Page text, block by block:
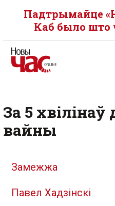
Падтрымайце
Каб было што
За 5
вайны
Замежжа
Павел Хадзінскі